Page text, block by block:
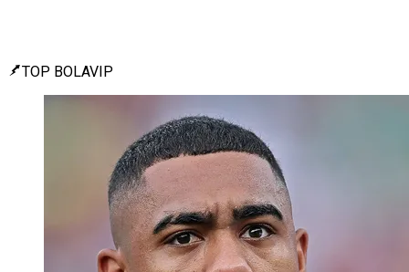
TOP BOLAVIP